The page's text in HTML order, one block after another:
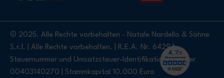
© 2025. Alle Rechte vorbehalten - Natale Nardello & Söhne
S.r.l. | Alle Rechte vorbehalten. | R.E.A. Nr. 64294 -
Steuernummer und Umsatzsteuer-Identifikationsnummer
00403140270 | Stammkapital 10.000 Euro